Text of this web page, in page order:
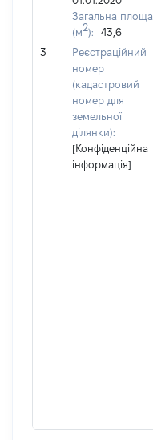
3
Загальна площа
(м2):
43,6
Реєстраційний
номер
(кадастровий
номер для
земельної
ділянки):
[Конфіденційна
інформація]